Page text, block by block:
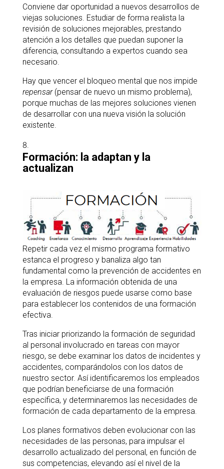
Conviene dar oportunidad a nuevos desarrollos de
viejas soluciones. Estudiar de forma realista la
revisión de soluciones mejorables, prestando
atención a los detalles que puedan suponer la
diferencia, consultando a expertos cuando sea
necesario.
Hay que vencer el bloqueo mental que nos impide
repensar(pensar de nuevo un mismo problema),
porque muchas de las mejores soluciones vienen
de desarrollar con una nueva visión la solución
existente.
Formación: la adaptan y la
actualizan
Repetir cada vez el mismo programa formativo
estanca el progreso y banaliza algo tan
fundamental como la prevención de accidentes en
la empresa. La información obtenida de una
evaluación de riesgos puede usarse como base
para establecer los contenidos de una formación
efectiva.
Tras iniciar priorizando la formación de seguridad
al personal involucrado en tareas con mayor
riesgo, se debe examinar los datos de incidentes y
accidentes, comparándolos con los datos de
nuestro sector. Así identificaremos los empleados
que podrían beneficiarse de una formación
específica, y determinaremos las necesidades de
formación de cada departamento de la empresa.
Los planes formativos deben evolucionar con las
necesidades de las personas, para impulsar el
desarrollo actualizado del personal, en función de
sus competencias, elevando así el nivel de la